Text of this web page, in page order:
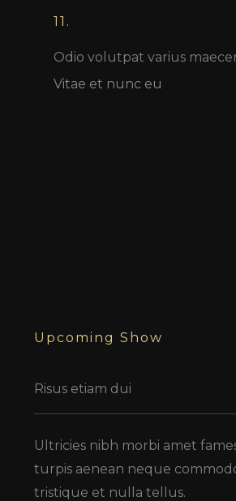
11.
Odio volutpat varius
Vitae et nunc eu
Upcoming Show
Risus etiam dui
Ultricies nibh morbi amet
turpis aenean neque
tristique et nulla tellus.